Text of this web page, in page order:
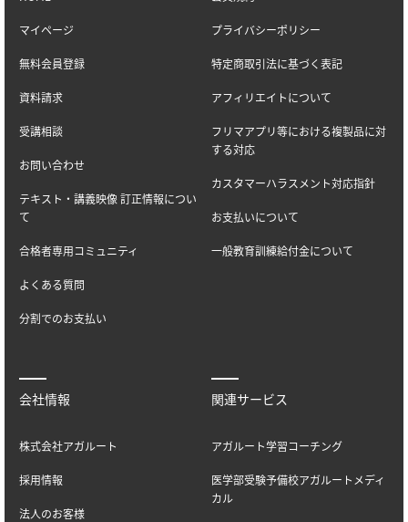
マイページ
無料会員登録
資料請求
受講相談
お問い合わせ
テキスト・講義映像 訂正情報につい
て
合格者専用コミュニティ
よくある質問
分割でのお支払い
プライバシーポリシー
特定商取引法に基づく表記
アフィリエイトについて
フリマアプリ等における複製品に対
する対応
カスタマーハラスメント対応指針
お支払いについて
一般教育訓練給付金について
会社情報
株式会社アガルート
採用情報
法人のお客様
関連サービス
アガルート学習コーチング
医学部受験予備校アガルートメディ
カル